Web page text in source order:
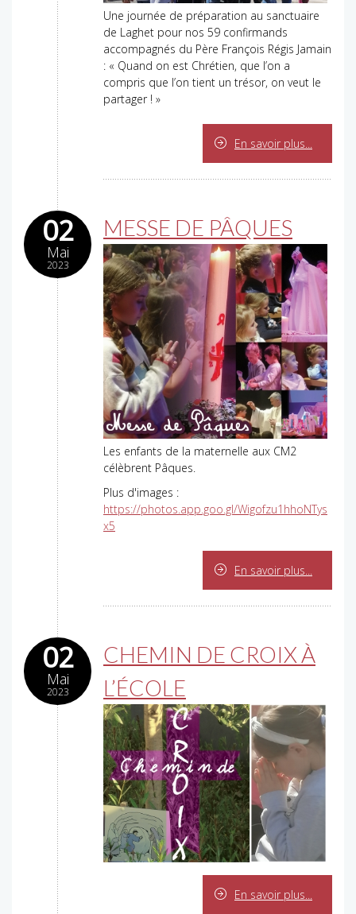
Une journée de préparation au sanctuaire
de Laghet pour nos 59 confirmands
accompagnés du Père François Régis Jamain
: « Quand on est Chrétien, que l’on a
compris que l’on tient un trésor, on veut le
partager ! »
En savoir plus...
02
Mai
2023
MESSE DE PÂQUES
Les enfants de la maternelle aux CM2
célèbrent Pâques.
Plus d'images :
https://photos.app.goo.gl/Wigofzu1hhoNTys
x5
En savoir plus...
02
Mai
2023
CHEMIN DE CROIX À
L’ÉCOLE
En savoir plus...